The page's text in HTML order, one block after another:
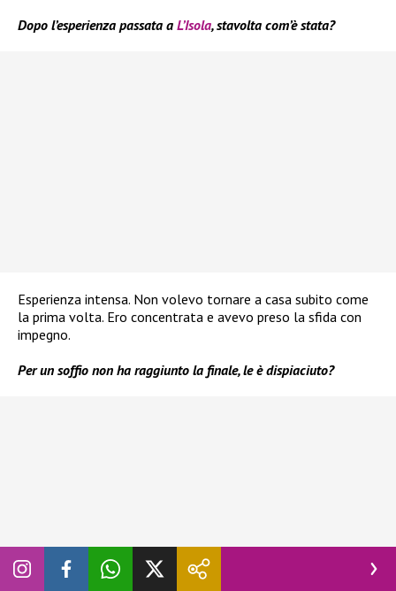
Dopo l’esperienza passata a L’Isola, stavolta com’è stata?
Esperienza intensa. Non volevo tornare a casa subito come
la prima volta. Ero concentrata e avevo preso la sfida con
impegno.
Per un soffio non ha raggiunto la finale, le è dispiaciuto?